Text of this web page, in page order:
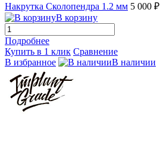
Накрутка Сколопендра 1.2 мм 5 000 ₽
В корзину
Подробнее
Купить в 1 клик Сравнение
В избранное
В наличии